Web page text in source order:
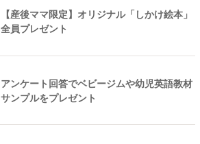
【産後ママ限定】オリジナル「しかけ絵本」
全員プレゼント
アンケート回答でベビージムや幼児英語教材
サンプルをプレゼント